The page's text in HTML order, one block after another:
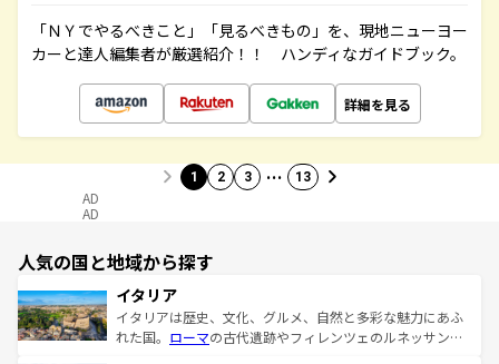
「ＮＹでやるべきこと」「見るべきもの」を、現地ニューヨー
カーと達人編集者が厳選紹介！！ ハンディなガイドブック。
詳細を見る
1 2 3 … 13
AD
AD
人気の国と地域から探す
イタリア
イタリアは歴史、文化、グルメ、自然と多彩な魅力にあふ
れた国。 ローマの古代遺跡やフィレンツェのルネッサンス